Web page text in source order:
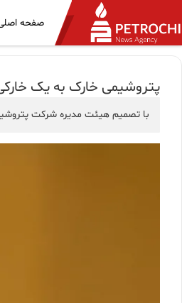
صفحه
پتروشیمی خارک به یک
با تصمیم هیئت مدیره شرکت